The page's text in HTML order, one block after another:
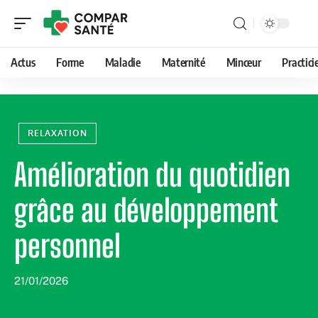
Actus Forme Maladie Maternité Minceur
RELAXATION
Amélioration du quotidien
grâce au développement
personnel
21/01/2026